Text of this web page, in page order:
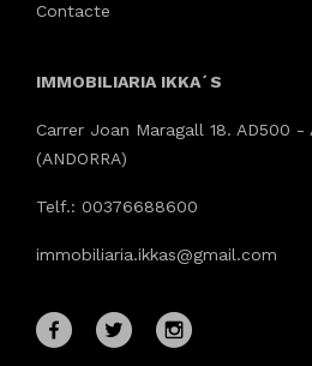
Contacte
IMMOBILIARIA IKKA´S
Carrer Joan Maragall 18. AD500 -
(ANDORRA)
Telf.: 00376688600
immobiliaria.ikkas@gmail.com